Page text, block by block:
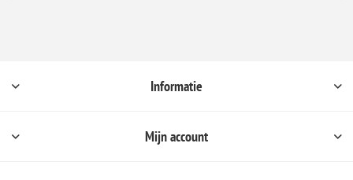
Informatie
Mijn account